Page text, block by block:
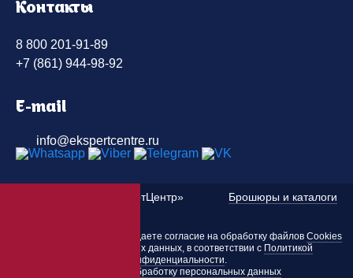
Контакты
8 800 201-91-89
+7 (861) 944-98-92
E-mail
info@ekspertcentre.ru
2010 — 2026 «ЭкспертЦентр» Брошюры и каталоги
Пользуясь этим сайтом, вы даете согласие на обработку файлов Cookies
и других персональных данных, в соответствии с Политикой
конфиденциальности
Согласие на обработку персональных данных